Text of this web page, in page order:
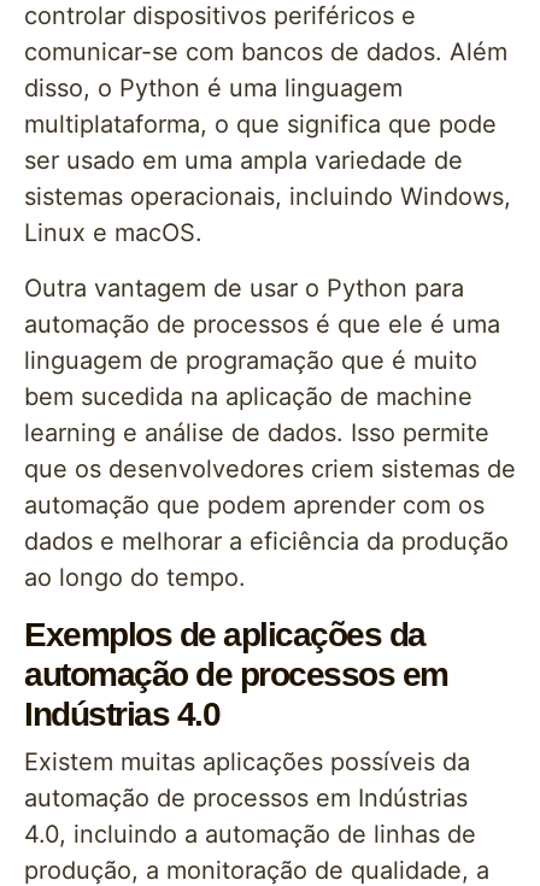
controlar dispositivos periféricos e
comunicar-se com bancos de dados. Além
disso, o Python é uma linguagem
multiplataforma, o que significa que pode
ser usado em uma ampla variedade de
sistemas operacionais, incluindo Windows,
Linux e macOS.
Outra vantagem de usar o Python para
automação de processos é que ele é uma
linguagem de programação que é muito
bem sucedida na aplicação de machine
learning e análise de dados. Isso permite
que os desenvolvedores criem sistemas de
automação que podem aprender com os
dados e melhorar a eficiência da produção
ao longo do tempo.
Exemplos de aplicações da
automação de processos em
Indústrias 4.0
Existem muitas aplicações possíveis da
automação de processos em Indústrias
4.0, incluindo a automação de linhas de
produção, a monitoração de qualidade, a